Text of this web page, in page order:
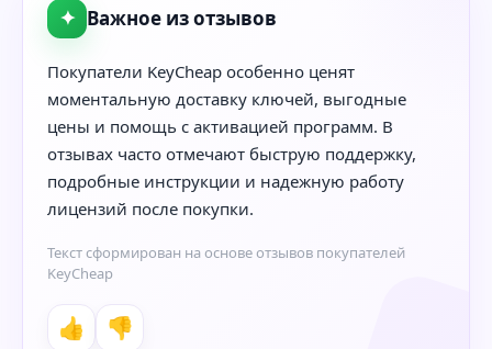
✦ Важное из отзывов
Покупатели KeyCheap особенно ценят
моментальную доставку ключей, выгодные
цены и помощь с активацией программ. В
отзывах часто отмечают быструю поддержку,
подробные инструкции и надежную работу
лицензий после покупки.
Текст сформирован на основе отзывов покупателей
KeyCheap
👍 👎